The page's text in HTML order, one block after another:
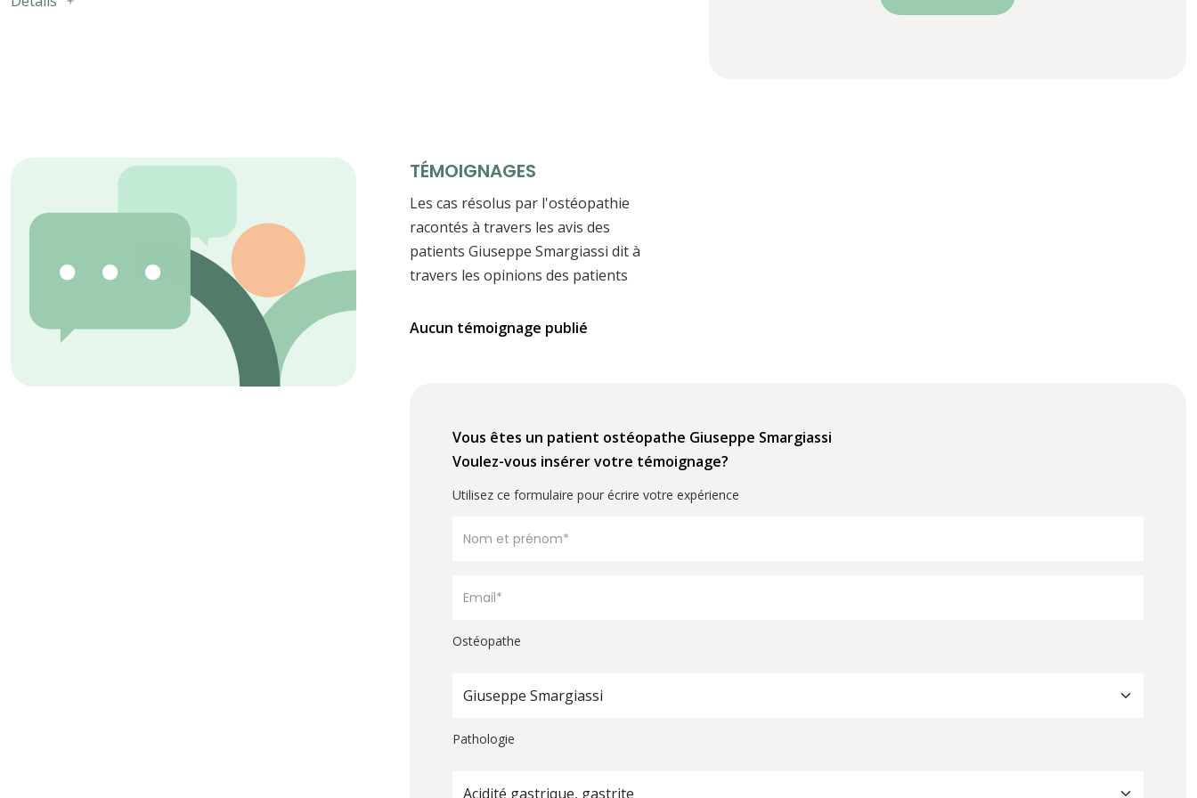
TÉMOIGNAGES
Les cas résolus par l'ostéopathie
racontés à travers les avis des
patients Giuseppe Smargiassi dit à
travers les opinions des patients
Aucun témoignage publié
Vous êtes un patient ostéopathe Giuseppe Smargiassi
Voulez-vous insérer votre témoignage?
Utilisez ce formulaire pour écrire votre expérience
Ostéopathe
Giuseppe Smargiassi
Pathologie
Acidité gastrique, gastrite